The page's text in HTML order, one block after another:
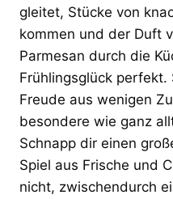
gleitet, Stücke von
kommen und der Duft
Parmesan durch die
Frühlingsglück
Freude aus wenigen
besondere wie ganz
Schnapp dir einen
Spiel aus Frische und
nicht, zwischendurch